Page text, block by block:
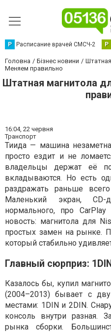
Р Расписание врачей СМСЧ-2 Р
Головна Бізнес новини
Меняем правильно
Штатная магнитола
16:04, 22 червня
Транспорт
Тиида — машина
просто ездит и не
владельцы держат её
вкладываются. Но есть
раздражать раньше
Маленький экран, CD-
нормального, про
новость: магнитола для
простых замен на рынке.
который стабильно
Главный сюрприз:
Казалось бы, купил
(2004–2013) бывает с
местами: 1DIN и 2DIN.
консоль внутри разная.
рынка сборки.